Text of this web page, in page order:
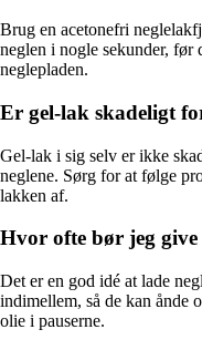
Brug en acetonefri
neglen i nogle sekunder, før
neglepladen.
Er gel-lak skadeligt
Gel-lak i sig selv er ikke
neglene. Sørg for at følge
lakken af.
Hvor ofte bør jeg give
Det er en god idé at lade
indimellem, så de kan ånde
olie i pauserne.